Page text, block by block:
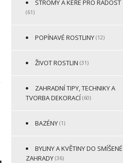
STROMY A KEŘE PRO RADOST
(61)
POPÍNAVÉ ROSTLINY (12)
ŽIVOT ROSTLIN (31)
ZAHRADNÍ TIPY, TECHNIKY A
TVORBA DEKORACÍ (60)
BAZÉNY (1)
BYLINY A KVĚTINY DO SMÍŠENÉ
ZAHRADY (36)